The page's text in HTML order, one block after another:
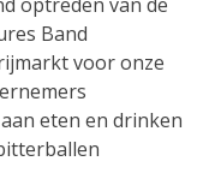
Band
voor onze
eten en drinken